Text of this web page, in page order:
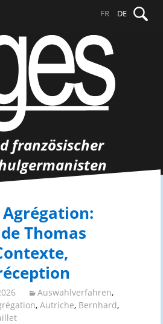
Inhalt
nach:
FR DE
französischer
Agrégation:
Thomas
Auswahlverfahren,
, Autriche, Bernhard,